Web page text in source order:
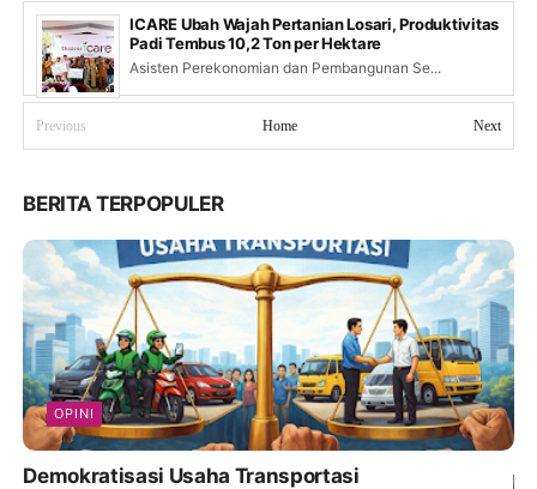
ICARE Ubah Wajah Pertanian Losari, Produktivitas
Padi Tembus 10,2 Ton per Hektare
Asisten Perekonomian dan Pembangunan Se...
Previous Next
Home
BERITA TERPOPULER
OPINI
Demokratisasi Usaha Transportasi